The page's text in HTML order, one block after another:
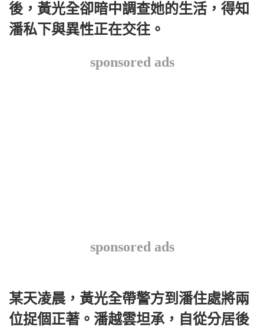
後，黃光全卻暗中調查她的生活，得知
潘私下與異性正在交往。
sponsored ads
sponsored ads
某天凌晨，黃光全帶警方到潘住處將兩
位捉個正著。潘越雲坦承，自從分居後